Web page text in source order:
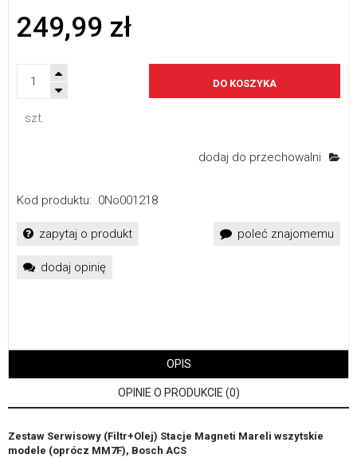
249,99 zł
szt.
DO KOSZYKA
dodaj do przechowalni
Kod produktu: 0No001218
zapytaj o produkt poleć znajomemu
dodaj opinię
OPIS
OPINIE O PRODUKCIE (0)
Zestaw Serwisowy (Filtr+Olej) Stacje Magneti Mareli wszytskie
modele (oprócz MM7F), Bosch ACS